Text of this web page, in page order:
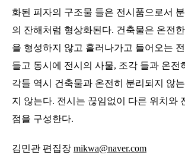
화된 피자의 구조물 들은 전시품으로서
의 잔해처럼 형상화된다. 건축물은 온전
을 형성하지 않고 흘러나가고 들어오는
들고 동시에 전시의 사물, 조각 들과 온전
각들 역시 건축물과 온전히 분리되지 않
지 않는다. 전시는 끊임없이 다른 위치와
점을 구성한다.
김민관 편집장 mikwa@naver.com